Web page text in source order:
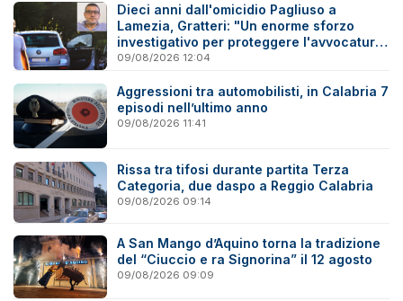
Dieci anni dall'omicidio Pagliuso a
Lamezia, Gratteri: "Un enorme sforzo
investigativo per proteggere l'avvocatura
onesta"
09/08/2026 12:04
Aggressioni tra automobilisti, in Calabria 7
episodi nell’ultimo anno
09/08/2026 11:41
Rissa tra tifosi durante partita Terza
Categoria, due daspo a Reggio Calabria
09/08/2026 09:14
A San Mango d’Aquino torna la tradizione
del “Ciuccio e ra Signorina” il 12 agosto
09/08/2026 09:09